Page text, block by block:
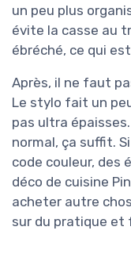
un peu plus
évite la casse au
ébréché, ce qui
Après, il ne faut
Le stylo fait un
pas ultra
normal, ça suffit.
code couleur, des
déco de cuisine
acheter autre
sur du pratique et